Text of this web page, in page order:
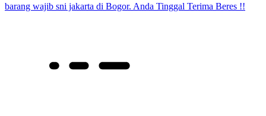
barang wajib sni jakarta di Bogor. Anda Tinggal Terima Beres !!